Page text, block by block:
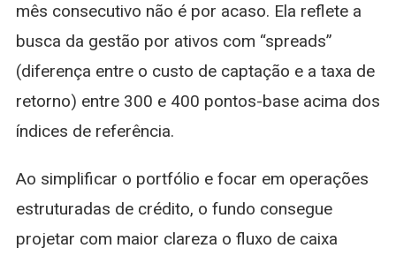
mês consecutivo não é por acaso. Ela reflete a
busca da gestão por ativos com “spreads”
(diferença entre o custo de captação e a taxa de
retorno) entre 300 e 400 pontos-base acima dos
índices de referência.
Ao simplificar o portfólio e focar em operações
estruturadas de crédito, o fundo consegue
projetar com maior clareza o fluxo de caixa